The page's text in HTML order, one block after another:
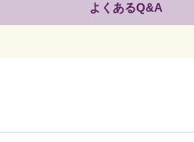
よくあるQ&A